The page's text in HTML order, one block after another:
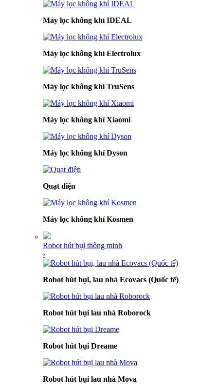
Máy lọc không khí IDEAL
Máy lọc không khí Electrolux
Máy lọc không khí TruSens
Máy lọc không khí Xiaomi
Máy lọc không khí Dyson
Quạt điện
Máy lọc không khí Kosmen
Robot hút bụi thông minh
›
Robot hút bụi, lau nhà Ecovacs (Quốc tế)
Robot hút bụi lau nhà Roborock
Robot hút bụi Dreame
Robot hút bụi lau nhà Mova